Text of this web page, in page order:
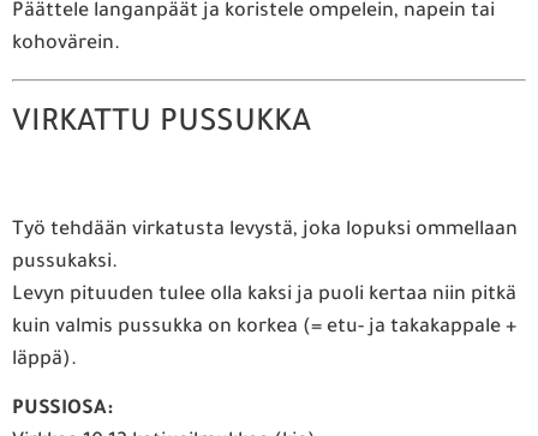
Päättele langanpäät ja koristele ompelein, napein tai
kohovärein.
VIRKATTU PUSSUKKA
Työ tehdään virkatusta levystä, joka lopuksi ommellaan
pussukaksi.
Levyn pituuden tulee olla kaksi ja puoli kertaa niin pitkä
kuin valmis pussukka on korkea (= etu- ja takakappale +
läppä).
PUSSIOSA: